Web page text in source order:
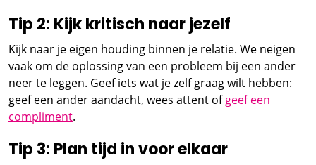
Tip 2: Kijk kritisch naar jezelf
Kijk naar je eigen houding binnen je relatie. We neigen
vaak om de oplossing van een probleem bij een ander
neer te leggen. Geef iets wat je zelf graag wilt hebben:
geef een ander aandacht, wees attent ofgeef een
compliment.
Tip 3: Plan tijd in voor elkaar